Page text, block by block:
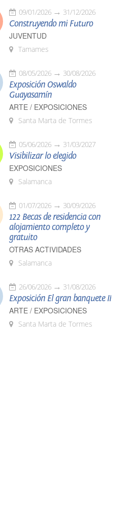
09/01/2026 31/12/2026
Construyendo mi Futuro
JUVENTUD
Tamames
08/05/2026 30/08/2026
Exposición Oswaldo
Guayasamín
ARTE / EXPOSICIONES
Santa Marta de Tormes
05/06/2026 31/03/2027
Visibilizar lo elegido
EXPOSICIONES
Salamanca
01/07/2026 30/09/2026
122 Becas de residencia con
alojamiento completo y
gratuito
OTRAS ACTIVIDADES
Salamanca
26/06/2026 31/08/2026
Exposición El gran banquete II
ARTE / EXPOSICIONES
Santa Marta de Tormes